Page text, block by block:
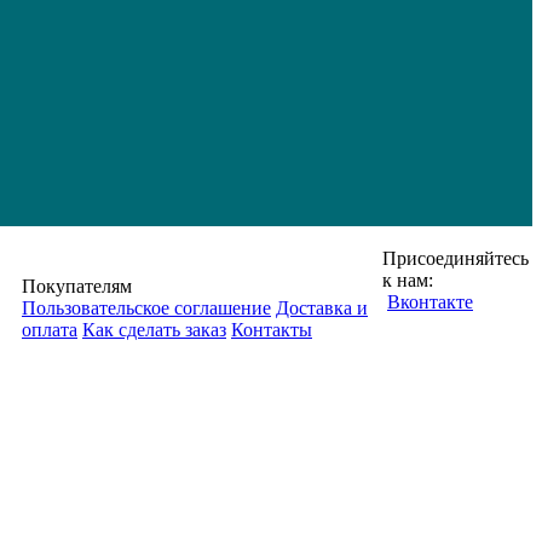
Покупателям
Пользовательское соглашение Доставка и
оплата Как сделать заказ Контакты
Присоединяйтесь
к нам:
Вконтакте